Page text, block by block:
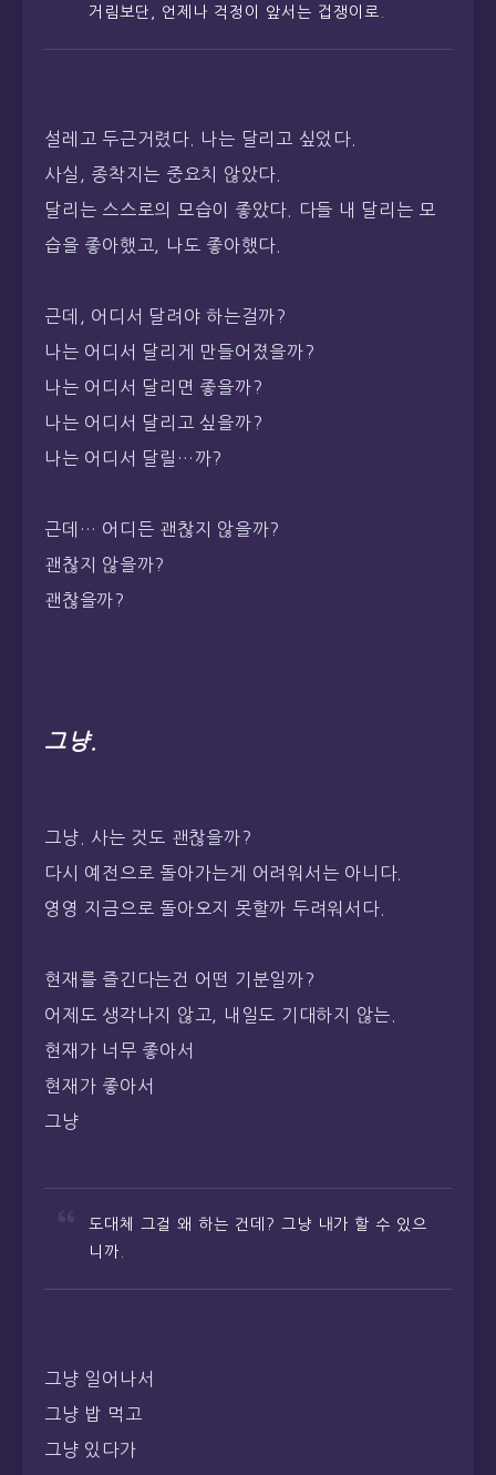
거림보단, 언제나 걱정이 앞서는 겁쟁이로.
설레고 두근거렸다. 나는 달리고 싶었다.
사실, 종착지는 중요치 않았다.
달리는 스스로의 모습이 좋았다. 다들 내 달리는 모
습을 좋아했고, 나도 좋아했다.
근데, 어디서 달려야 하는걸까?
나는 어디서 달리게 만들어졌을까?
나는 어디서 달리면 좋을까?
나는 어디서 달리고 싶을까?
나는 어디서 달릴…까?
근데… 어디든 괜찮지 않을까?
괜찮지 않을까?
괜찮을까?
그냥.
그냥. 사는 것도 괜찮을까?
다시 예전으로 돌아가는게 어려워서는 아니다.
영영 지금으로 돌아오지 못할까 두려워서다.
현재를 즐긴다는건 어떤 기분일까?
어제도 생각나지 않고, 내일도 기대하지 않는.
현재가 너무 좋아서
현재가 좋아서
그냥
도대체 그걸 왜 하는 건데? 그냥 내가 할 수 있으
니까.
그냥 일어나서
그냥 밥 먹고
그냥 있다가